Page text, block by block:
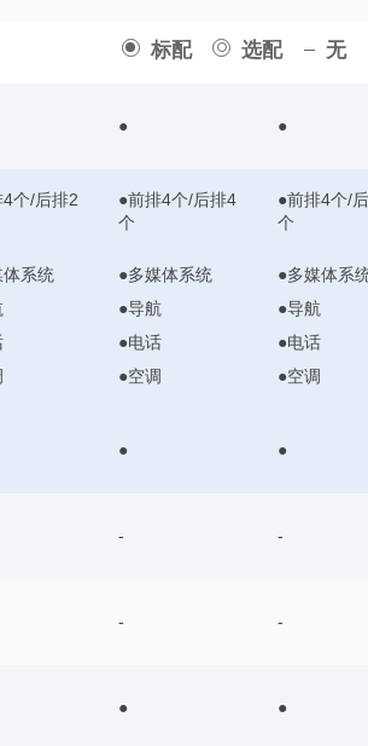
标配 选配 无
● ●
4个/后排2
●前排4个/后排4
个
●前排4个/
个
体系统
●多媒体系统
●导航
●电话
●空调
●多媒体系
●导航
●电话
●空调
● ●
- -
- -
● ●